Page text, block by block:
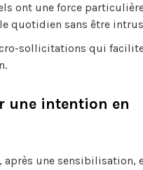
ont une force
quotidien sans être
sollicitations qui
une intention en
après une sensibilisation,